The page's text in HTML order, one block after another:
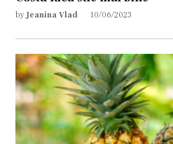
by Jeanina Vlad 10/06/2023